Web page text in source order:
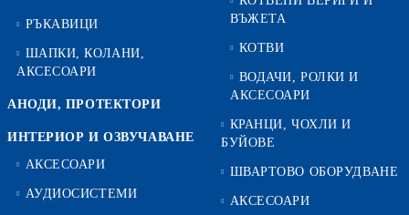
РЪКАВИЦИ
ШАПКИ, КОЛАНИ,
АКСЕСОАРИ
АНОДИ, ПРОТЕКТОРИ
ИНТЕРИОР И ОЗВУЧАВАНЕ
АКСЕСОАРИ
АУДИОСИСТЕМИ
ВЪЖЕТА
КОТВИ
ВОДАЧИ, РОЛКИ И
АКСЕСОАРИ
КРАНЦИ, ЧОХЛИ И
БУЙОВЕ
ШВАРТОВО ОБОРУДВАНЕ
АКСЕСОАРИ